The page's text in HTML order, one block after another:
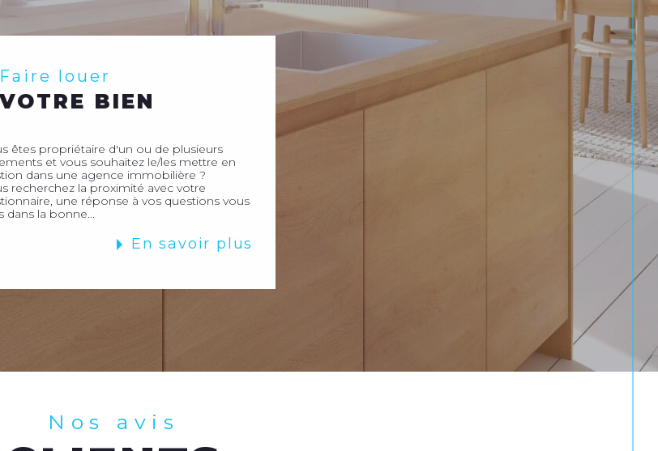
Faire louer
VOTRE BIEN
êtes propriétaire d'un ou de plusieurs
et vous souhaitez le/les mettre en
dans une agence immobilière ?
recherchez la proximité avec votre
une réponse à vos questions vous
dans la bonne...
En savoir plus
Nos avis